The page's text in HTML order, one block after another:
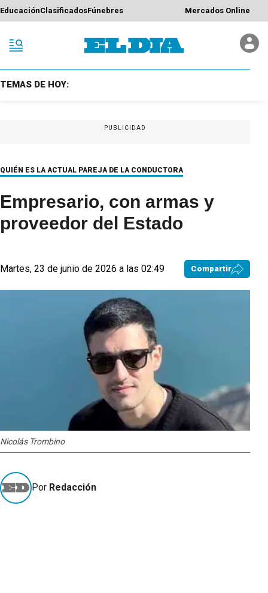
EducaciónClasificadosFúnebres Mercados Online
TEMAS DE HOY:
PUBLICIDAD
QUIÉN ES LA ACTUAL PAREJA DE LA CONDUCTORA
Empresario, con armas y
proveedor del Estado
Martes, 23 de junio de 2026 a las 02:49 Compartir
Nicolás Trombino
Por Redacción